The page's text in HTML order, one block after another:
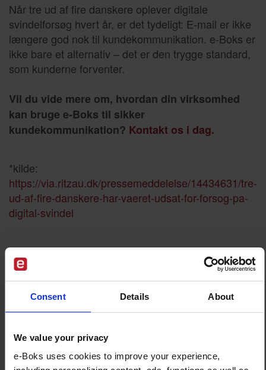
Consent Details About
We value your privacy
e-Boks uses cookies to improve your experience,
76%
procent af danskerne* har inden for det seneste år været udsat
for digitalt svindel­forsøg, hvor phishing via mail er den mest
Når tre ud af fire danskere oplever digitale
svindelforsøg hvert år, er det tydeligt: E-mail er ikke
længere god nok til kundekommunikation. e-Boks er
ikke bare et alternativ – det er den trygge standard,
som kunderne forventer.
Vil du vide mere om, hvordan din virksomhed
kan bruge e-Boks til sikker
kundekommunikation? Kontakt os i dag.
*kilde:
https://via.ritzau.dk/pressemeddelelse/14434631/tre-
ud-af-fire-danskere-har-vaeret-udsat-for-forsog-pa-
digital-svindel